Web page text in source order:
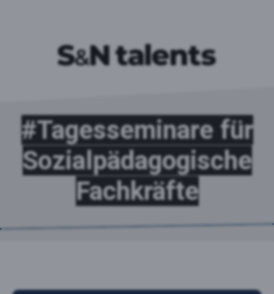
#Tages­seminare für
Sozialpäda­gogische
Fachkräfte